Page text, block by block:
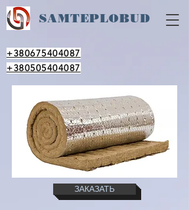
SAMTEPLOBUD
+380675404087
+380505404087
ЗАКАЗАТЬ